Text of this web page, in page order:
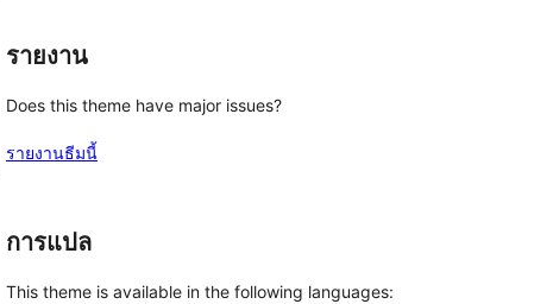
รายงาน
Does this theme have major issues?
รายงานธีมนี้
การแปล
This theme is available in the following languages: